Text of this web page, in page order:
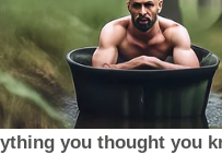
you thought you